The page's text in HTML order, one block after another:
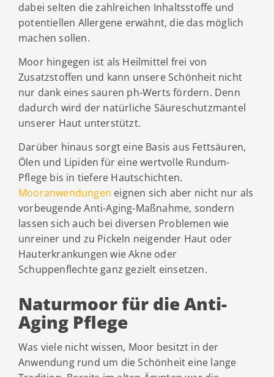
dabei selten die zahlreichen Inhaltsstoffe und
potentiellen Allergene erwähnt, die das möglich
machen sollen.
Moor hingegen ist als Heilmittel frei von
Zusatzstoffen und kann unsere Schönheit nicht
nur dank eines sauren ph-Werts fördern. Denn
dadurch wird der natürliche Säureschutzmantel
unserer Haut unterstützt.
Darüber hinaus sorgt eine Basis aus Fettsäuren,
Ölen und Lipiden für eine wertvolle Rundum-
Pflege bis in tiefere Hautschichten.
Mooranwendungen eignen sich aber nicht nur als
vorbeugende Anti-Aging-Maßnahme, sondern
lassen sich auch bei diversen Problemen wie
unreiner und zu Pickeln neigender Haut oder
Hauterkrankungen wie Akne oder
Schuppenflechte ganz gezielt einsetzen.
Naturmoor für die Anti-
Aging Pflege
Was viele nicht wissen, Moor besitzt in der
Anwendung rund um die Schönheit eine lange